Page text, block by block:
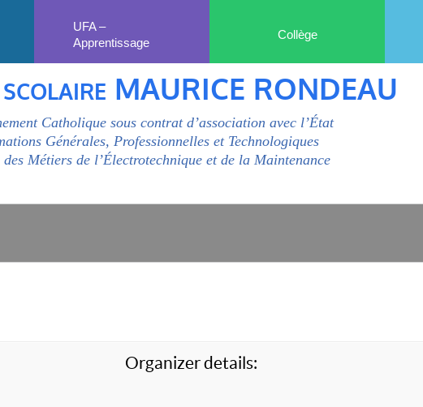
UFA –
Apprentissage
Collège
MAURICE RONDEAU
Catholique sous contrat d’association avec l’État
Générales, Professionnelles et Technologiques
Métiers de l’Électrotechnique et de la Maintenance
Organizer details: